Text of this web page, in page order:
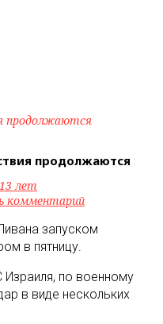
продолжаются
продолжаются
13 лет
комментарий
запуском
в пятницу.
по военному
в виде нескольких